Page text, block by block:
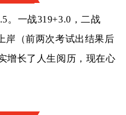
。一战319+3.0，二战
岸（前两次考试出结果后
增长了人生阅历，现在心